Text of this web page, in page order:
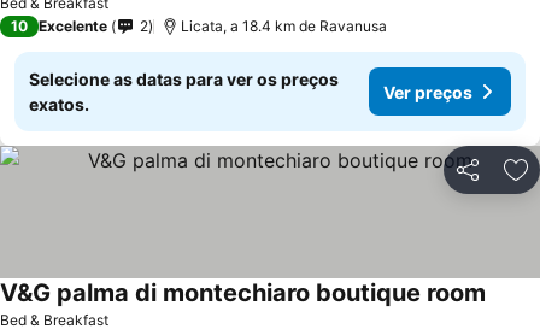
10 Excelente 2 Licata, a 18.4 km de Ravanusa
Selecione as datas para ver os preços
exatos.
Ver preços
Partilhar
Bed & Breakfast
V&G palma di montechiaro boutique room